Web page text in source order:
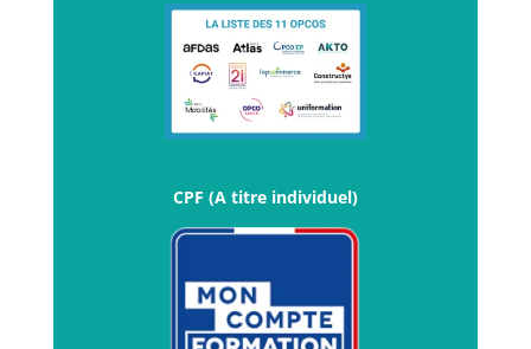
CPF (A titre individuel)